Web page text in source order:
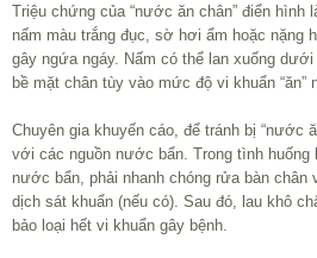
Triệu chứng của “nước ăn chân” điển
nấm màu trắng đục, sờ hơi ẩm hoặc nặng
gây ngứa ngáy. Nấm có thể lan xuống
bề mặt chân tùy vào mức độ vi khuẩn “ăn”
Chuyên gia khuyến cáo, để tránh bị “nước
với các nguồn nước bẩn. Trong tình huống
nước bẩn, phải nhanh chóng rửa bàn
dịch sát khuẩn (nếu có). Sau đó, lau khô
bảo loại hết vi khuẩn gây bệnh.